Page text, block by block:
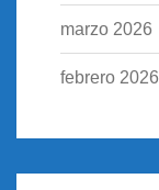
marzo 2026
febrero 2026